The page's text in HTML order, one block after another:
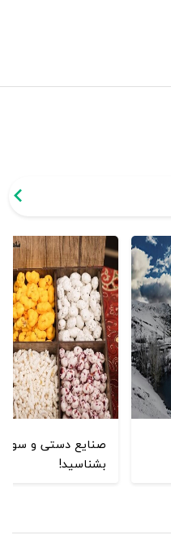
صنایع دستی و
بشناسید!